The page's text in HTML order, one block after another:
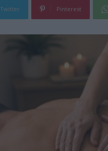
Twitter Pinterest